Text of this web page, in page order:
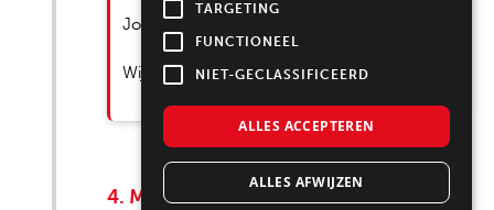
Jouw wensen en levensstijl staan centraal.
Wij geven je alleen het beste advies!
4. Meer inspiratie?
TARGETING
FUNCTIONEEL
NIET-GECLASSIFICEERD
ALLES ACCEPTEREN
ALLES AFWIJZEN